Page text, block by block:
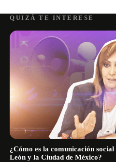
QUIZÁ TE INTERESE
¿Cómo es la comunicación
León y la Ciudad de México?